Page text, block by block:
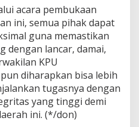
acara pembukaan
ini, semua pihak dapat
guna memastikan
dengan lancar, damai,
KPU
diharapkan bisa lebih
tugasnya dengan
yang tinggi demi
ini. (*/don)